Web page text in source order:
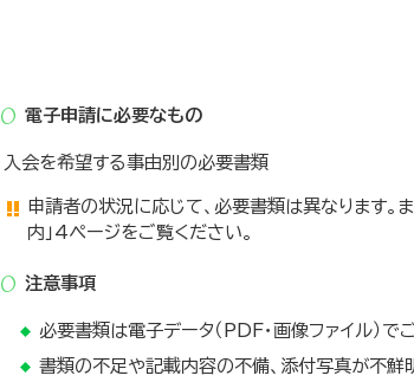
電子申請に必要なもの
入会を希望する事由別の必要書類
申請者の状況に応じて、必要書類は異なります。
内」4ページをご覧ください。
注意事項
必要書類は電子データ（PDF・画像ファイル）で
書類の不足や記載内容の不備、添付写真が不鮮